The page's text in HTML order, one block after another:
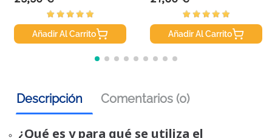
Añadir Al Carrito Añadir Al Carrito
Descripción Comentarios (0)
¿Qué es y para qué se utiliza el